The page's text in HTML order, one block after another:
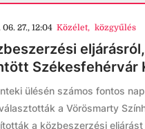
27., 12:04 Közélet, közgyűlés
Székesfehérvár
ülésén számos fontos
a Vörösmarty
a közbeszerzési